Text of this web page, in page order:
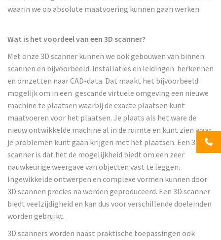
waarin we op absolute maatvoering kunnen gaan werken.
Wat is het voordeel van een 3D scanner?
Met onze 3D scanner kunnen we ook gebouwen van binnen
scannen en bijvoorbeeld installaties en leidingen herkennen
en omzetten naar CAD-data. Dat maakt het bijvoorbeeld
mogelijk om in een gescande virtuele omgeving een nieuwe
machine te plaatsen waarbij de exacte plaatsen kunt
maatvoeren voor het plaatsen. Je plaats als het ware de
nieuw ontwikkelde machine al in de ruimte en kunt zien waar
je problemen kunt gaan krijgen met het plaatsen. Een 3D
scanner is dat het de mogelijkheid biedt om een zeer
nauwkeurige weergave van objecten vast te leggen.
Ingewikkelde ontwerpen en complexe vormen kunnen door
3D scannen precies na worden geproduceerd. Een 3D scanner
biedt veelzijdigheid en kan dus voor verschillende doeleinden
worden gebruikt.
3D scanners worden naast praktische toepassingen ook